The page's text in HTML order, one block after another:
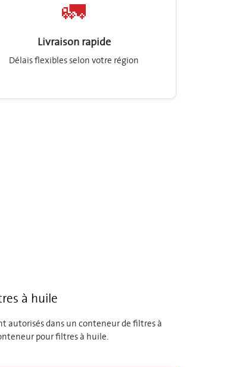
🚛
Livraison rapide
Délais flexibles selon votre région
à huile
autorisés dans un conteneur de filtres à
pour filtres à huile.